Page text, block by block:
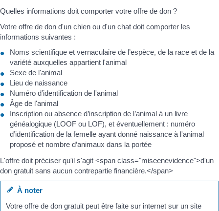
Quelles informations doit comporter votre offre de don ?
Votre offre de don d'un chien ou d'un chat doit comporter les
informations suivantes :
Noms scientifique et vernaculaire de l’espèce, de la race et de la
variété auxquelles appartient l'animal
Sexe de l'animal
Lieu de naissance
Numéro d’identification de l'animal
Âge de l'animal
Inscription ou absence d’inscription de l’animal à un livre
généalogique (LOOF ou LOF), et éventuellement : numéro
d’identification de la femelle ayant donné naissance à l'animal
proposé et nombre d’animaux dans la portée
L'offre doit préciser qu'il s'agit <span class="miseenevidence">d'un
don gratuit sans aucun contrepartie financière.</span>
À noter
Votre offre de don gratuit peut être faite sur internet sur un site